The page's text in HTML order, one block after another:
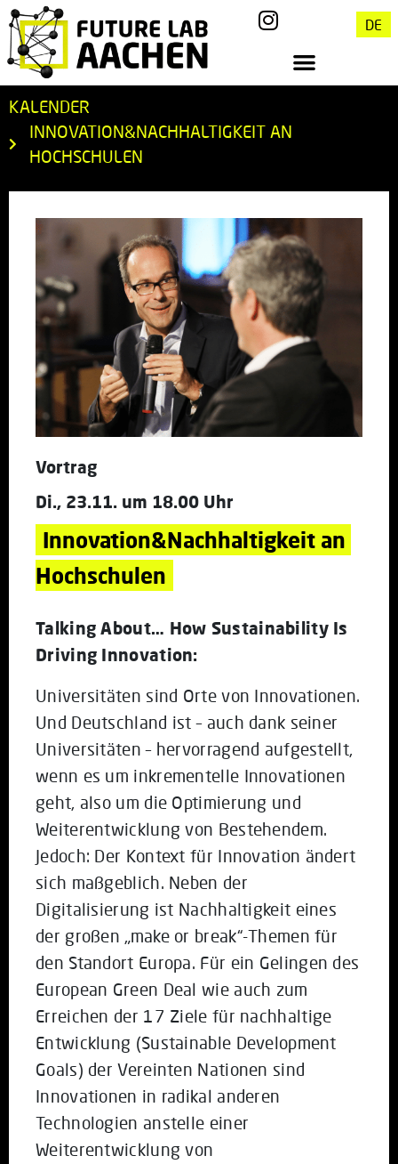
DE
KALENDER
INNOVATION&NACHHALTIGKEIT AN
HOCHSCHULEN
Vortrag
Di., 23.11. um 18.00 Uhr
Innovation&Nachhaltigkeit an
Hochschulen
Talking About… How Sustainability Is
Driving Innovation:
Universitäten sind Orte von Innovationen.
Und Deutschland ist – auch dank seiner
Universitäten – hervorragend aufgestellt,
wenn es um inkrementelle Innovationen
geht, also um die Optimierung und
Weiterentwicklung von Bestehendem.
Jedoch: Der Kontext für Innovation ändert
sich maßgeblich. Neben der
Digitalisierung ist Nachhaltigkeit eines
der großen „make or break“-Themen für
den Standort Europa. Für ein Gelingen des
European Green Deal wie auch zum
Erreichen der 17 Ziele für nachhaltige
Entwicklung (Sustainable Development
Goals) der Vereinten Nationen sind
Innovationen in radikal anderen
Technologien anstelle einer
Weiterentwicklung von